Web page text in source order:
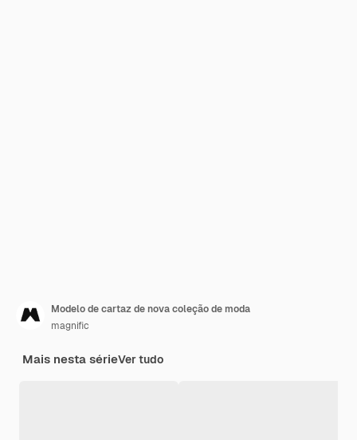
Modelo de cartaz de nova coleção de moda
magnific
Mais nesta sérieVer tudo